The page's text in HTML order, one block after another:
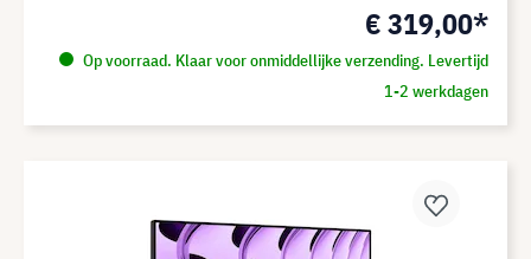
€ 319,00*
Op voorraad. Klaar voor onmiddellijke verzending. Levertijd
1-2 werkdagen